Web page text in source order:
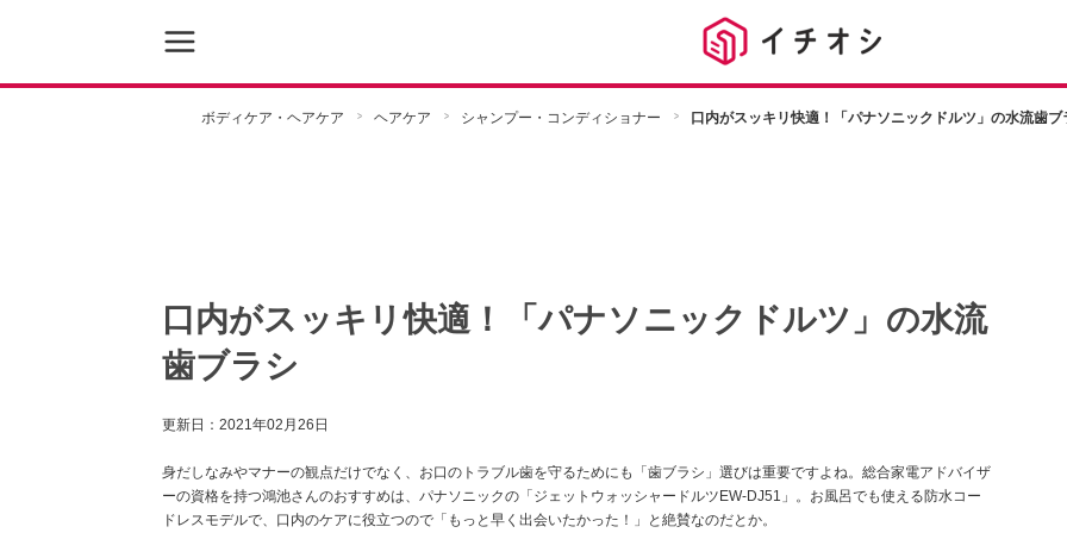
ボディケア・ヘアケア ヘアケア シャンプー・コンディショナー 口内がスッキリ快適！「パナソニックドルツ」の水流歯ブ
口内がスッキリ快適！「パナソニックドルツ」の水流
歯ブラシ
更新日： 2021年02月26日
身だしなみやマナーの観点だけでなく、お口のトラブル歯を守るためにも「歯ブラシ」選びは重要ですよね。総合家電アドバイザ
ーの資格を持つ鴻池さんのおすすめは、パナソニックの「ジェットウォッシャードルツEW-DJ51」。お風呂でも使える防水コー
ドレスモデルで、口内のケアに役立つので「もっと早く出会いたかった！」と絶賛なのだとか。